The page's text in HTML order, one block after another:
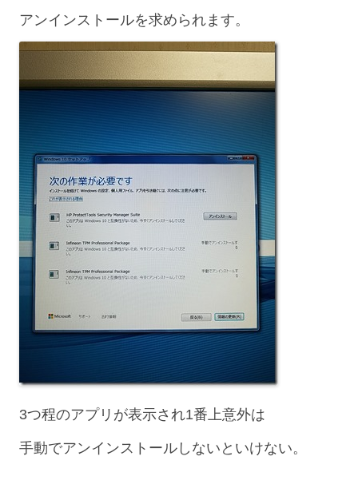
アンインストールを求められます。
3つ程のアプリが表示され1番上意外は
手動でアンインストールしないといけない。